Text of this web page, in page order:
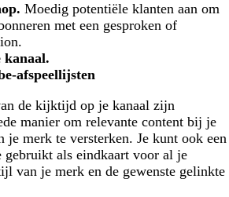
Moedig potentiële klanten aan om
met een gesproken of
kanaal.
afspeellijsten
de kijktijd op je kanaal zijn
manier om relevante content bij je
je merk te versterken. Je kunt ook een
gebruikt als eindkaart voor al je
van je merk en de gewenste gelinkte